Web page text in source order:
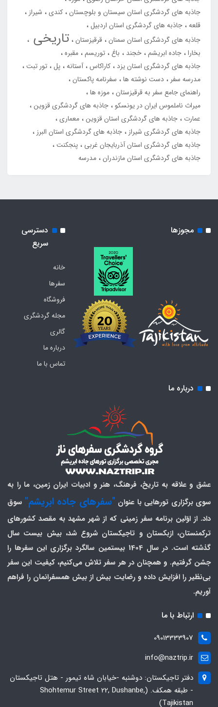
جاذبه های گردشگری استان سیستان و بلوچستان کندی
شیراز
قلعه جاذبه های گردشگری استان اردبیل
جاذبه های گردشگری استان سمنان قرقیزستان تاریخی
بخارا جاده ابریشم خجند باغ توریسم مقبره
جاذبه های گردشگری استان یزد
کاراکاس آستانه پل تور تبت
مدرسه سفر
دست نوشته ها
سفرنامه پاکستان
راهنمای جامع سفر به قرقیزستان موزه ها
میراث ناملموس ایران در یونسکو جاذبه های گردشگری قزوین
عمارت
جاذبه های گردشگری استان قزوین معماری
جاذبه های گردشگری شیراز
جاذبه های گردشگری استان البرز
جاذبه های گردشگری استان آذربایجان غربی
پنجکنت
جاذبه های گردشگری استان مازندران مدرسه
مجوزها
دسترسی
سریع
خانه
سفرها
فروشگاه
مجله گردشگری
گالری
درباره ما
تماس با ما
درباره ما
عشق و علاقه به تاریخ، فرهنگ، هنر و ادبیات ایران زمین، ما را به
سوی برگزاری تورهایی با عنوان "سفرهای جاده ابریشم" سوق
داد. از اوّلین برنامه سفر زمینی که از شهر مشهد به مقصد کشورهای
ترکمنستان، ازبکستان و تاجیکستان شروع شد، بیش بیست سال
گذشته است. در سال 1404 بیستمین سالگرد برگزاری این سفرها را
جشن گرفتیم. و همچنان در هر سفر تلاش می‌کنیم، کیفیت این سفر
بی‌نظیر را افزایش داده و رضایت بیش از بیش همسفرانمان را فراهم
آوریم.
ارتباط با ما
09013333907
info@naztrip.ir
دفتر تاجیکستان: دوشنبه -خیابان شاه تیمور - هتل تاجیکستان
- طبقه همکف. (Shohtemur Street 22, Dushanbe,
Tajikistan)